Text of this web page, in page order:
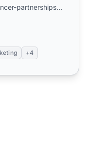
partnerships,
+4